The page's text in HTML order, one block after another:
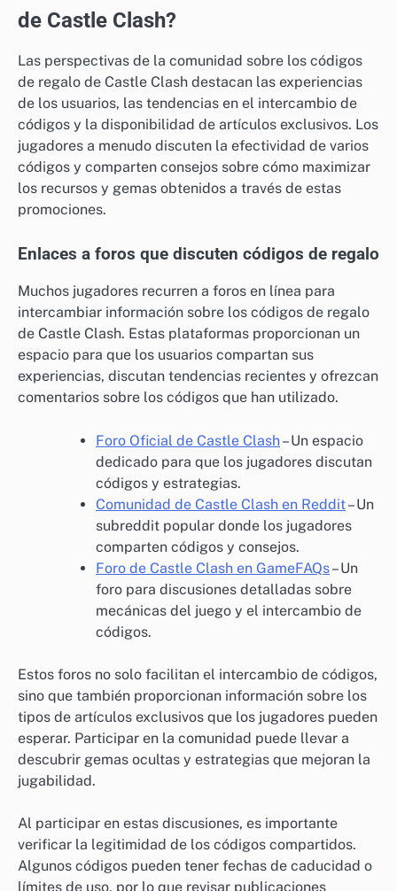
de Castle Clash?
Las perspectivas de la comunidad sobre los códigos
de regalo de Castle Clash destacan las experiencias
de los usuarios, las tendencias en el intercambio de
códigos y la disponibilidad de artículos exclusivos. Los
jugadores a menudo discuten la efectividad de varios
códigos y comparten consejos sobre cómo maximizar
los recursos y gemas obtenidos a través de estas
promociones.
Enlaces a foros que discuten códigos de regalo
Muchos jugadores recurren a foros en línea para
intercambiar información sobre los códigos de regalo
de Castle Clash. Estas plataformas proporcionan un
espacio para que los usuarios compartan sus
experiencias, discutan tendencias recientes y ofrezcan
comentarios sobre los códigos que han utilizado.
Foro Oficial de Castle Clash– Un espacio
dedicado para que los jugadores discutan
códigos y estrategias.
Comunidad de Castle Clash en Reddit– Un
subreddit popular donde los jugadores
comparten códigos y consejos.
Foro de Castle Clash en GameFAQs– Un
foro para discusiones detalladas sobre
mecánicas del juego y el intercambio de
códigos.
Estos foros no solo facilitan el intercambio de códigos,
sino que también proporcionan información sobre los
tipos de artículos exclusivos que los jugadores pueden
esperar. Participar en la comunidad puede llevar a
descubrir gemas ocultas y estrategias que mejoran la
jugabilidad.
Al participar en estas discusiones, es importante
verificar la legitimidad de los códigos compartidos.
Algunos códigos pueden tener fechas de caducidad o
límites de uso, por lo que revisar publicaciones